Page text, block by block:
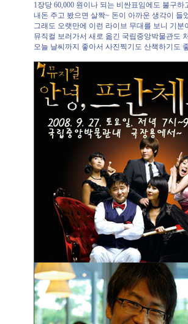
1장당 60,000 원이나 되는 비싼표임에도 불구
내돈 주고 봤으면 살짝~ 돈이 아까운 생각이 들
그래도 오랫만에 이런 라이브 무대를 보니 기분
뮤직컬 보러가서 새로 옮긴 국립중앙박물관도
오늘 날씨까지 좋아서 사진찍기도 산책하기도